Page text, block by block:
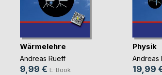
Wärmelehre
Andreas Rueff
9,99 € E-Book
Physik
Andreas
19,99